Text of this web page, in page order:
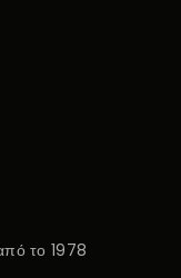
το 1978